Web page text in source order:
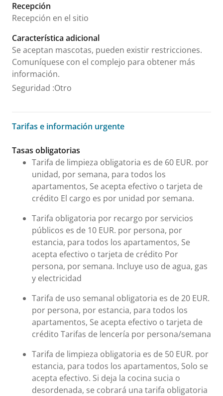
Recepción
Recepción en el sitio
Característica adicional
Se aceptan mascotas, pueden existir restricciones.
Comuníquese con el complejo para obtener más
información.
Seguridad :Otro
Tarifas e información urgente
Tarifas e información urgente
Tasas obligatorias
Tarifa de limpieza obligatoria es de 60 EUR. por
unidad, por semana, para todos los
apartamentos, Se acepta efectivo o tarjeta de
crédito El cargo es por unidad por semana.
Tarifa obligatoria por recargo por servicios
públicos es de 10 EUR. por persona, por
estancia, para todos los apartamentos, Se
acepta efectivo o tarjeta de crédito Por
persona, por semana. Incluye uso de agua, gas
y electricidad
Tarifa de uso semanal obligatoria es de 20 EUR.
por persona, por estancia, para todos los
apartamentos, Se acepta efectivo o tarjeta de
crédito Tarifas de lencería por persona/semana
Tarifa de limpieza obligatoria es de 50 EUR. por
estancia, para todos los apartamentos, Solo se
acepta efectivo. Si deja la cocina sucia o
desordenada, se cobrará una tarifa obligatoria